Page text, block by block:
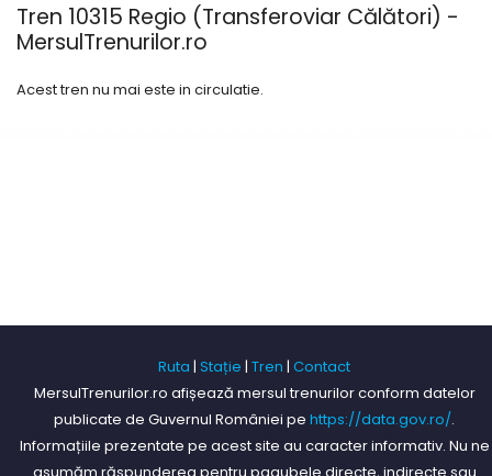
Tren 10315 Regio (Transferoviar Călători) -
MersulTrenurilor.ro
Acest tren nu mai este in circulatie.
Ruta | Stație | Tren | Contact
MersulTrenurilor.ro afișează mersul trenurilor conform datelor
publicate de Guvernul României pe https://data.gov.ro/.
Informațiile prezentate pe acest site au caracter informativ. Nu ne